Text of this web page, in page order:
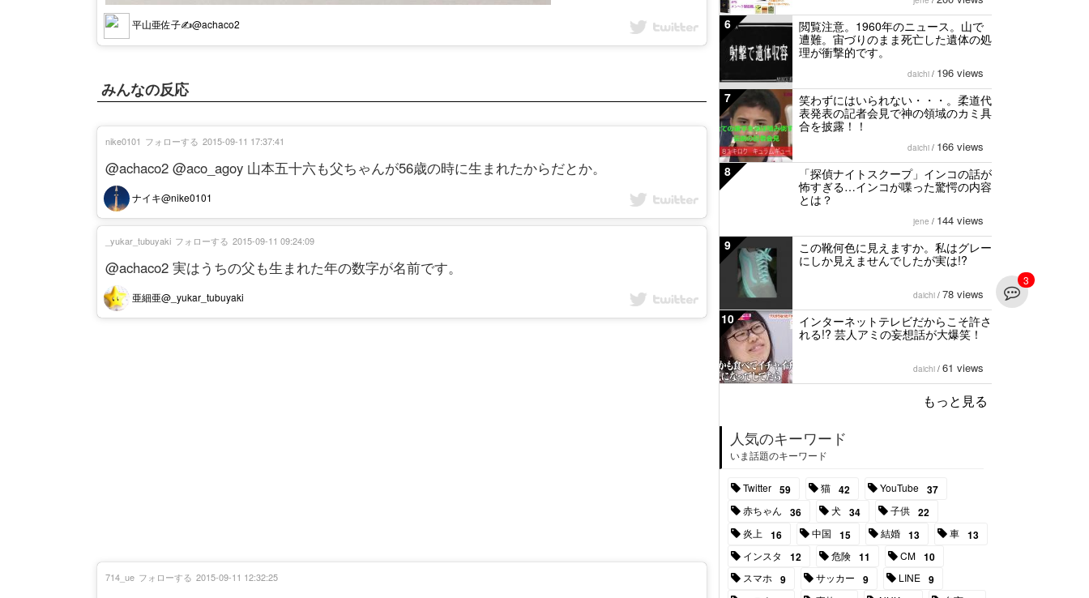
平山亜佐子✍@achaco2
みんなの反応
@achaco2 @aco_agoy 山本五十六も父ちゃんが56歳の時に生まれたからだとか。
ナイキ@nike0101
nike0101 フォローする 2015-09-11 17:37:41
@achaco2 実はうちの父も生まれた年の数字が名前です。
亜細亜@_yukar_tubuyaki
_yukar_tubuyaki フォローする 2015-09-11 09:24:09
714_ue フォローする 2015-09-11 12:32:25
3
6
閲覧注意。1960年のニュース。山で
遭難。宙づりのまま死亡した遺体の処
理が衝撃的です。
daichi / 196 views
7
笑わずにはいられない・・・。柔道代
表発表の記者会見で神の領域のカミ具
合を披露！！
daichi / 166 views
8
「探偵ナイトスクープ」インコの話が
怖すぎる…インコが喋った驚愕の内容
とは？
jene / 144 views
9
この靴何色に見えますか。私はグレー
にしか見えませんでしたが実は!?
daichi / 78 views
10
インターネットテレビだからこそ許さ
れる!? 芸人アミの妄想話が大爆笑！
daichi / 61 views
もっと見る
人気のキーワード
いま話題のキーワード
Twitter 59 猫 42 YouTube 37
赤ちゃん 36 犬 34 子供 22
炎上 16 中国 15 結婚 13 車 13
インスタ 12 危険 11 CM 10
スマホ 9 サッカー 9 LINE 9